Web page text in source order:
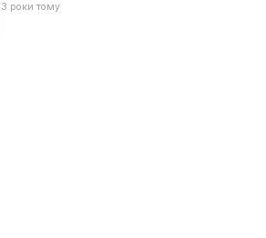
3 роки тому